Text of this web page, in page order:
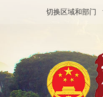
切换区域和部门